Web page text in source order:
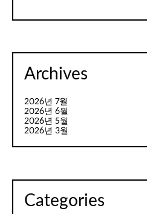
Archives
2026년 7월
2026년 6월
2026년 5월
2026년 3월
Categories